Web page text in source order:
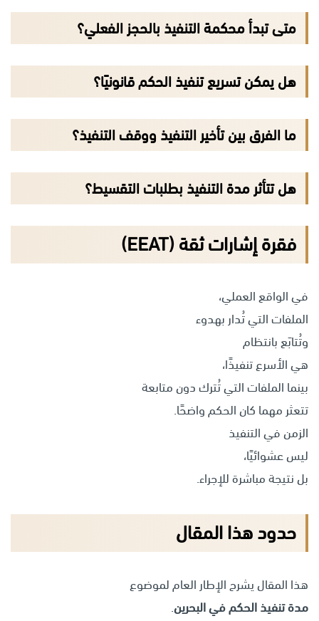
متى تبدأ محكمة التنفيذ بالحجز الفعلي؟
هل يمكن تسريع تنفيذ الحكم قانونيًا؟
ما الفرق بين تأخير التنفيذ ووقف التنفيذ؟
هل تتأثر مدة التنفيذ بطلبات التقسيط؟
فقرة إشارات ثقة (EEAT)
في الواقع العملي،
الملفات التي تُدار بهدوء
وتُتابَع بانتظام
هي الأسرع تنفيذًا،
بينما الملفات التي تُترك دون متابعة
تتعثر مهما كان الحكم واضحًا.
الزمن في التنفيذ
ليس عشوائيًا،
بل نتيجة مباشرة للإجراء.
حدود هذا المقال
هذا المقال يشرح الإطار العام لموضوع
مدة تنفيذ الحكم في البحرين.